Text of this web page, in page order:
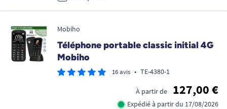
Mobiho
Téléphone portable classic initial 4G
Mobiho
16 avis • TE-4380-1
À partir de 127,00 €
Expédié à partir du 17/08/2026